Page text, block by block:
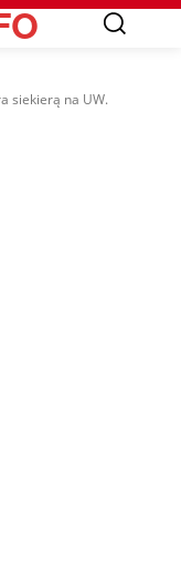
siekierą na UW.